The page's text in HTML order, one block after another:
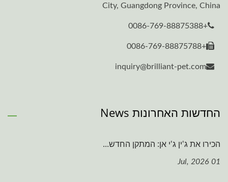
City, Guangdong Province, China
+0086-769-88875388
+0086-769-88875788
inquiry@brilliant-pet.com
החדשות האחרונות News
הכירו את ג'ין ג'י אן: המתקן החדש...
01 Jul, 2026